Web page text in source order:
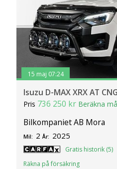
15 maj 07:24
Isuzu D-MAX XRX AT
Pris 736 250 kr Beräkna
Bilkompaniet AB Mora
Mil: 2 År: 2025
Gratis historik (5)
Räkna på försäkring